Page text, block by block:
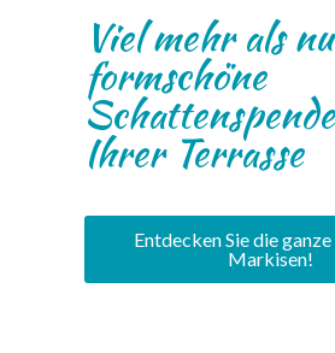
Viel mehr als
formschöne
Ihrer Terrasse
Entdecken Sie die
Markisen!